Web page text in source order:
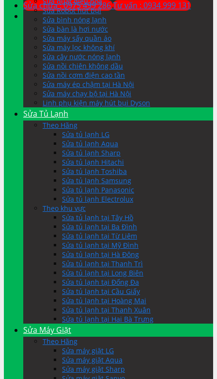
Sửa chữa : 0975 499 286Tư vấn : 0934 999 131
Sửa Robot hút bụi
Sửa bình nóng lạnh
Sửa bàn là hơi nước
Sửa máy sấy quần áo
Sửa máy lọc không khí
Sửa cây nước nóng lạnh
Sửa nồi chiên không dầu
Sửa nồi cơm điện cao tần
Sửa máy ép chậm tại Hà Nội
Sửa máy chạy bộ tại Hà Nội
Linh phụ kiện máy hút bụi Dyson
Sửa Tủ Lạnh
Theo Hãng
Sửa tủ lạnh LG
Sửa tủ lạnh Aqua
Sửa tủ lạnh Sharp
Sửa tủ lạnh Hitachi
Sửa tủ lạnh Toshiba
Sửa tủ lạnh Samsung
Sửa tủ lạnh Panasonic
Sửa tủ lạnh Electrolux
Theo khu vực
Sửa tủ lạnh tại Tây Hồ
Sửa tủ lạnh tại Ba Đình
Sửa tủ lạnh tại Từ Liêm
Sửa tủ lạnh tại Mỹ Đình
Sửa tủ lạnh tại Hà Đông
Sửa tủ lạnh tại Thanh Trì
Sửa tủ lạnh tại Long Biên
Sửa tủ lạnh tại Đống Đa
Sửa tủ lạnh tại Cầu Giấy
Sửa tủ lạnh tại Hoàng Mai
Sửa tủ lạnh tại Thanh Xuân
Sửa tủ lạnh tại Hai Bà Trưng
Sửa Máy Giặt
Theo Hãng
Sửa máy giặt LG
Sửa máy giặt Aqua
Sửa máy giặt Sharp